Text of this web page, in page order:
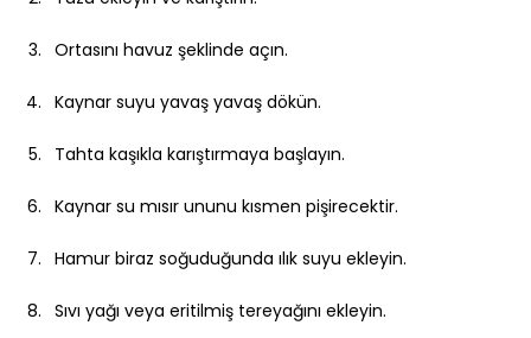
Ortasını havuz şeklinde açın.
Kaynar suyu yavaş yavaş dökün.
Tahta kaşıkla karıştırmaya başlayın.
Kaynar su mısır ununu kısmen pişirecektir.
Hamur biraz soğuduğunda ılık suyu ekleyin.
Sıvı yağı veya eritilmiş tereyağını ekleyin.